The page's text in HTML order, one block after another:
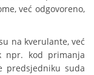
već odgovoreno,
na kverulante, već
npr. kod primanja
predsjedniku suda